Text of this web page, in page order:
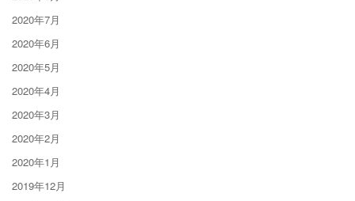
2020年7月
2020年6月
2020年5月
2020年4月
2020年3月
2020年2月
2020年1月
2019年12月